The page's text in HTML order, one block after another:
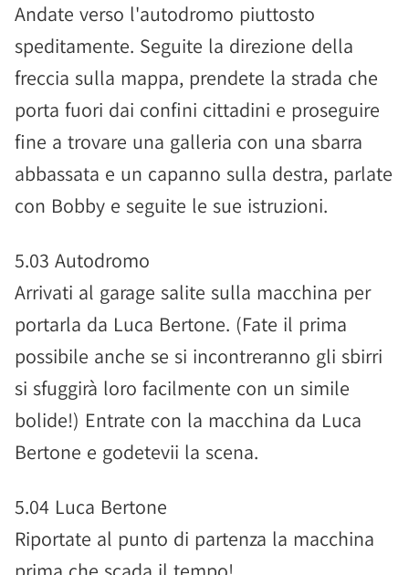
Andate verso l'autodromo piuttosto
speditamente. Seguite la direzione della
freccia sulla mappa, prendete la strada che
porta fuori dai confini cittadini e proseguire
fine a trovare una galleria con una sbarra
abbassata e un capanno sulla destra, parlate
con Bobby e seguite le sue istruzioni.
5.03 Autodromo
Arrivati al garage salite sulla macchina per
portarla da Luca Bertone. (Fate il prima
possibile anche se si incontreranno gli sbirri
si sfuggirà loro facilmente con un simile
bolide!) Entrate con la macchina da Luca
Bertone e godetevii la scena.
5.04 Luca Bertone
Riportate al punto di partenza la macchina